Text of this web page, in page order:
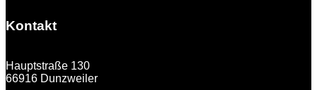
Kontakt
Hauptstraße 130
66916 Dunzweiler